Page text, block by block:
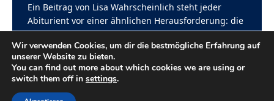
Ein Beitrag von Lisa Wahrscheinlich steht jeder
Abiturient vor einer ähnlichen Herausforderung: die
Schulzeit ist vorbei – wo soll es nun hingehen?
Studium? Wenn ja, […]
Wir verwenden Cookies, um dir die bestmögliche Erfahrung auf
unserer Website zu bieten.
You can find out more about which cookies we are using or
switch them off in settings.